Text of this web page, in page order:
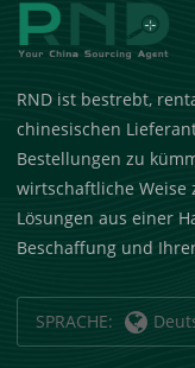
RND ist bestrebt,
chinesischen
Bestellungen zu
wirtschaftliche Weise
Lösungen aus einer
Beschaffung und
SPRACHE: